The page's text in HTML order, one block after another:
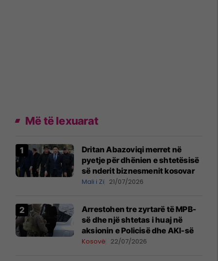
Më të lexuarat
Dritan Abazoviqi merret në
pyetje për dhënien e shtetësisë
së nderit biznesmenit kosovar
Mali i Zi 21/07/2026
Arrestohen tre zyrtarë të MPB-
së dhe një shtetas i huaj në
aksionin e Policisë dhe AKI-së
Kosovë 22/07/2026